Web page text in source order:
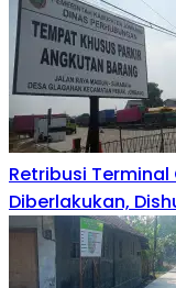
Retribusi
Diberlakukan,